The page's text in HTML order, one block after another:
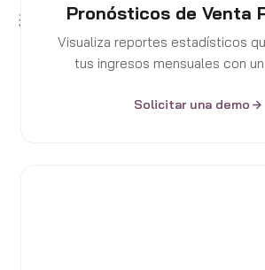
Pronósticos de Venta
Visualiza reportes estadísticos
tus ingresos mensuales con
Solicitar una demo